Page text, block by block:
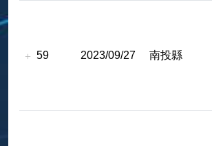
59 2023/09/27 南投縣